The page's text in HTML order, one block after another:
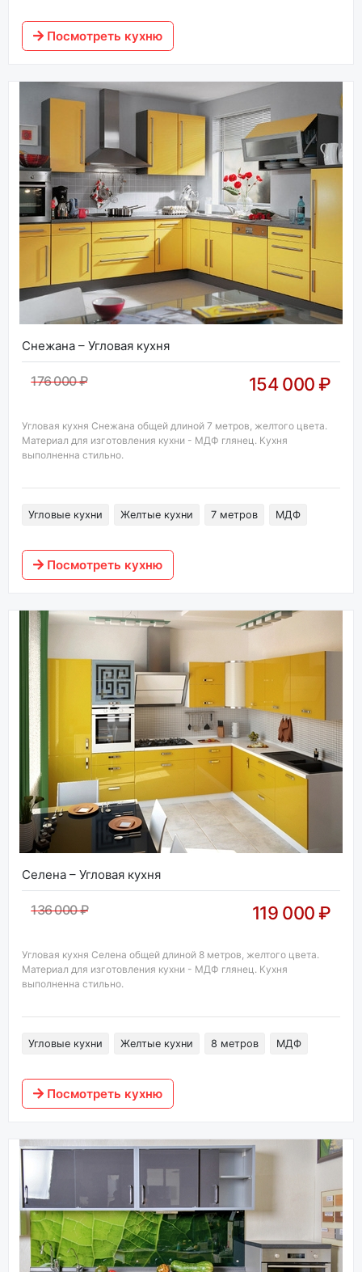
Посмотреть кухню
Снежана – Угловая кухня
176 000 ₽ 154 000 ₽
Угловая кухня Снежана общей длиной 7 метров, желтого цвета.
Материал для изготовления кухни - МДФ глянец. Кухня
выполненна стильно.
Угловые кухни Желтые кухни 7 метров МДФ
Посмотреть кухню
Селена – Угловая кухня
136 000 ₽ 119 000 ₽
Угловая кухня Селена общей длиной 8 метров, желтого цвета.
Материал для изготовления кухни - МДФ глянец. Кухня
выполненна стильно.
Угловые кухни Желтые кухни 8 метров МДФ
Посмотреть кухню